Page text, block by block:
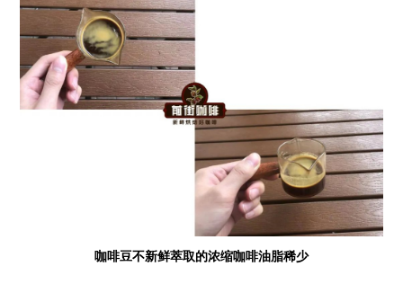
咖啡豆不新鲜萃取的浓缩咖啡油脂稀少